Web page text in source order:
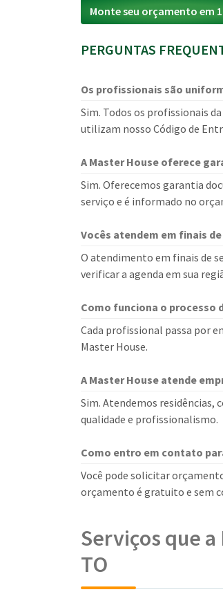
Monte seu orçamento em
PERGUNTAS
Os profissionais são
Sim. Todos os profissionais
utilizam nosso Código de
A Master House oferece
Sim. Oferecemos garantia
serviço e é informado no
Vocês atendem em finais de
O atendimento em finais de
verificar a agenda em sua
Como funciona o processo
Cada profissional passa por
Master House.
A Master House atende
Sim. Atendemos residências,
qualidade e profissionalismo.
Como entro em contato
Você pode solicitar
orçamento é gratuito e sem
Serviços que
TO